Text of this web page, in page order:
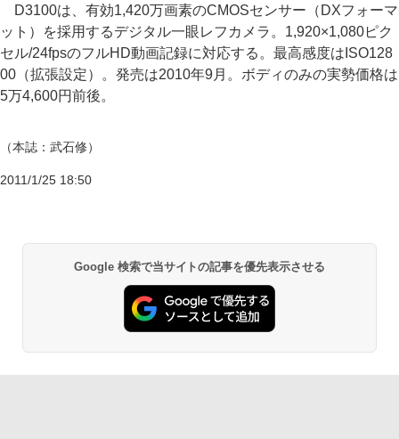
D3100は、有効1,420万画素のCMOSセンサー（DXフォーマ
ット）を採用するデジタル一眼レフカメラ。1,920×1,080ピク
セル/24fpsのフルHD動画記録に対応する。最高感度はISO128
00（拡張設定）。発売は2010年9月。ボディのみの実勢価格は
5万4,600円前後。
（本誌：武石修）
2011/1/25 18:50
Google 検索で当サイトの記事を優先表示させる